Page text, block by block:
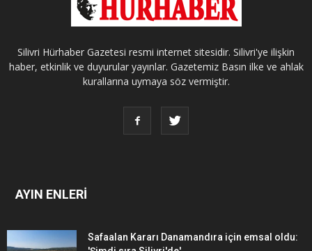
Silivri Hürhaber Gazetesi resmi internet sitesidir. Silivri'ye ilişkin
haber, etkinlik ve duyurular yayınlar. Gazetemiz Basın ilke ve ahlak
kurallarına uymaya söz vermiştir.
AYIN ENLERİ
Safaalan Kararı Danamandıra için emsal oldu: